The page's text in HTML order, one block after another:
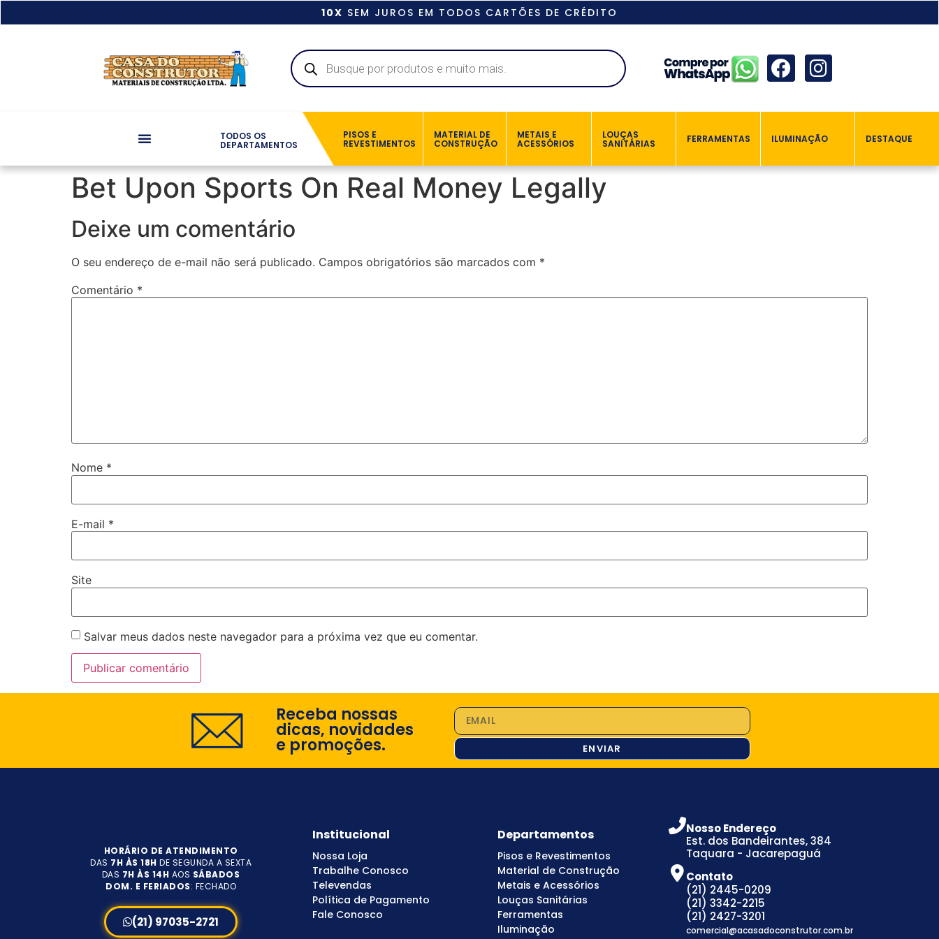
10X SEM JUROS EM TODOS CARTÕES DE CRÉDITO
TODOS OS
DEPARTAMENTOS
PISOS E
REVESTIMENTOS
MATERIAL DE
CONSTRUÇÃO
METAIS E
ACESSÓRIOS
LOUÇAS
SANITÁRIAS FERRAMENTAS ILUMINAÇÃO DESTAQUE
Bet Upon Sports On Real Money Legally
Deixe um comentário
O seu endereço de e-mail não será publicado. Campos obrigatórios são marcados com *
Comentário *
Nome *
E-mail *
Site
Salvar meus dados neste navegador para a próxima vez que eu comentar.
Receba nossas
dicas, novidades
e promoções. ENVIAR
HORÁRIO DE ATENDIMENTO
DAS 7H ÀS 18H DE SEGUNDA A SEXTA
DAS 7H ÀS 14H AOS SÁBADOS
DOM. E FERIADOS: FECHADO
(21) 97035-2721
Institucional
Nossa Loja
Trabalhe Conosco
Televendas
Política de Pagamento
Fale Conosco
Departamentos
Pisos e Revestimentos
Material de Construção
Metais e Acessórios
Louças Sanitárias
Ferramentas
Iluminação
Nosso Endereço
Est. dos Bandeirantes, 384
Taquara - Jacarepaguá
Contato
(21) 2445-0209
(21) 3342-2215
(21) 2427-3201
comercial@acasadoconstrutor.com.br